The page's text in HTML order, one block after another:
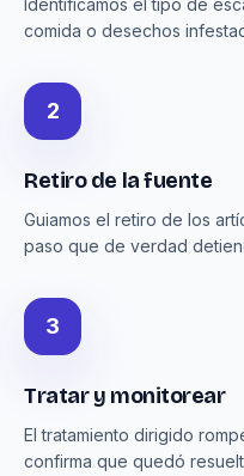
Identificamos el tipo de
comida o desechos
2
Retiro de la fuente
Guiamos el retiro de los
paso que de verdad
3
Tratar y monitorear
El tratamiento dirigido
confirma que quedó